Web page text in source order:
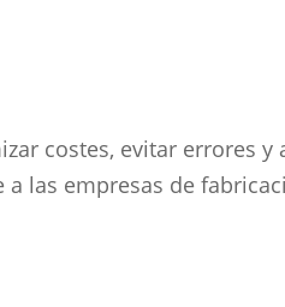
costes, evitar errores y
las empresas de